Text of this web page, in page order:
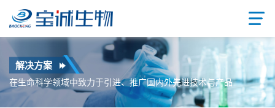
解决方案
在生命科学领域中致力于引进、推广国内外先进技术与产品